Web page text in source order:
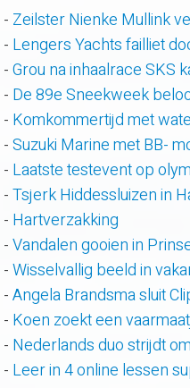
- Zeilster Nienke Mullink
- Lengers Yachts failliet
-Grou na inhaalrace SKS
- De 89e Sneekweek
- Komkommertijd met
-Suzuki Marine met BB-
- Laatste testevent op
-Tsjerk Hiddessluizen in
- Hartverzakking
-Vandalen gooien in
-Wisselvallig beeld in
-Angela Brandsma sluit
- Koen zoekt een
- Nederlands duo strijdt
- Leer in 4 online lessen